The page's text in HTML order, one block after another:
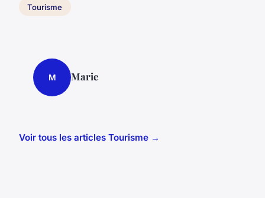
Tourisme
M Marie
Voir tous les articles Tourisme →